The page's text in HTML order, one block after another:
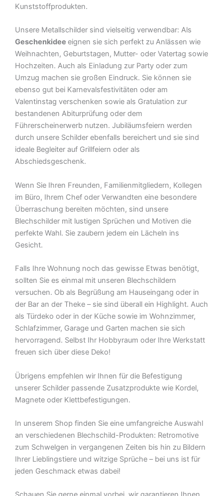
Kunststoffprodukten.
Unsere Metallschilder sind vielseitig verwendbar: Als
Geschenkidee eignen sie sich perfekt zu Anlässen wie
Weihnachten, Geburtstagen, Mutter- oder Vatertag sowie
Hochzeiten. Auch als Einladung zur Party oder zum
Umzug machen sie großen Eindruck. Sie können sie
ebenso gut bei Karnevalsfestivitäten oder am
Valentinstag verschenken sowie als Gratulation zur
bestandenen Abiturprüfung oder dem
Führerscheinerwerb nutzen. Jubiläumsfeiern werden
durch unsere Schilder ebenfalls bereichert und sie sind
ideale Begleiter auf Grillfeiern oder als
Abschiedsgeschenk.
Wenn Sie Ihren Freunden, Familienmitgliedern, Kollegen
im Büro, Ihrem Chef oder Verwandten eine besondere
Überraschung bereiten möchten, sind unsere
Blechschilder mit lustigen Sprüchen und Motiven die
perfekte Wahl. Sie zaubern jedem ein Lächeln ins
Gesicht.
Falls Ihre Wohnung noch das gewisse Etwas benötigt,
sollten Sie es einmal mit unseren Blechschildern
versuchen. Ob als Begrüßung am Hauseingang oder in
der Bar an der Theke – sie sind überall ein Highlight. Auch
als Türdeko oder in der Küche sowie im Wohnzimmer,
Schlafzimmer, Garage und Garten machen sie sich
hervorragend. Selbst Ihr Hobbyraum oder Ihre Werkstatt
freuen sich über diese Deko!
Übrigens empfehlen wir Ihnen für die Befestigung
unserer Schilder passende Zusatzprodukte wie Kordel,
Magnete oder Klettbefestigungen.
In unserem Shop finden Sie eine umfangreiche Auswahl
an verschiedenen Blechschild-Produkten: Retromotive
zum Schwelgen in vergangenen Zeiten bis hin zu Bildern
Ihrer Lieblingstiere und witzige Sprüche – bei uns ist für
jeden Geschmack etwas dabei!